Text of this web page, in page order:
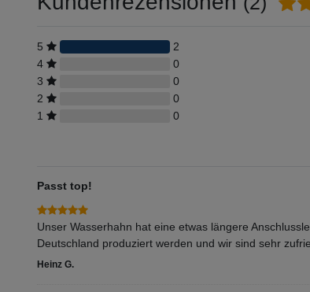
5
2
4
0
3
0
2
0
1
0
Passt top!
Unser Wasserhahn hat eine etwas längere
Deutschland produziert werden und wir sind sehr
Heinz G.